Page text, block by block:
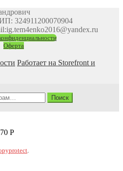
324911200070904
Оферта
Работает на Storefront и
Поиск
Р